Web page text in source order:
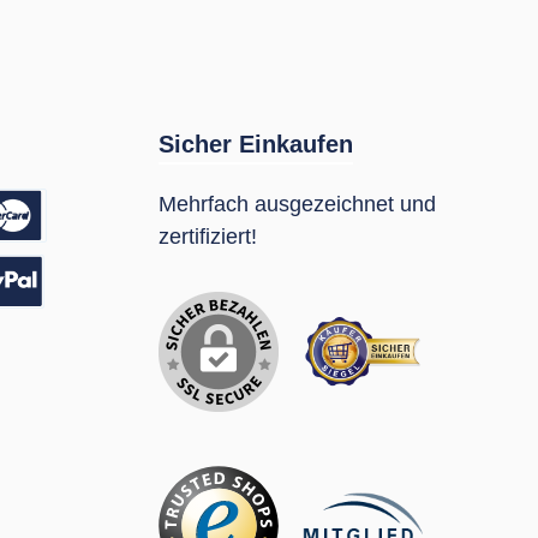
Sicher Einkaufen
Mehrfach ausgezeichnet und
zertifiziert!